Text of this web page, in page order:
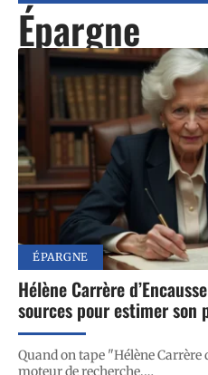
Épargne
ÉPARGNE
Hélène Carrère
sources pour estimer son
Quand on tape "Hélène
moteur de recherche,…